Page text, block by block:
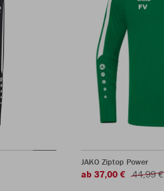
JAKO Ziptop Power
ab 37,00 € 44,99 €